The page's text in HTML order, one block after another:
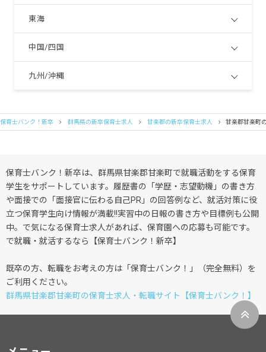
東海
中国/四国
九州/沖縄
保育士バンク！新卒 群馬県の新卒保育士求人 甘楽郡の新卒保育士求人 甘楽郡甘楽町
保育士バンク！新卒は、群馬県甘楽郡甘楽町で就職活動をする保育
学生をサポートしています。履歴書の「学歴・志望動機」の書き方
や面接での「面接官に伝わる自己PR」の回答例など、就活対策に役
立つ保育学生向け情報が満載!!実習中の日報の書き方や目標例も公開
中。で気になる保育士求人があれば、保育園への応募も可能です。
で就職・就活するなら【保育士バンク！新卒】
既卒の方、転職をお考えの方は「保育士バンク！」（完全無料）を
ご利用ください。
群馬県甘楽郡甘楽町の保育士求人・転職サイト【保育士バンク！】